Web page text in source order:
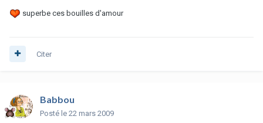
superbe ces bouilles d'amour
Citer
Babbou
Posté le 22 mars 2009